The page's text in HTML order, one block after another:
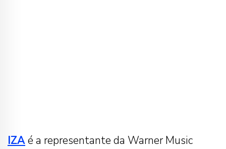
IZAé a representante da Warner Music